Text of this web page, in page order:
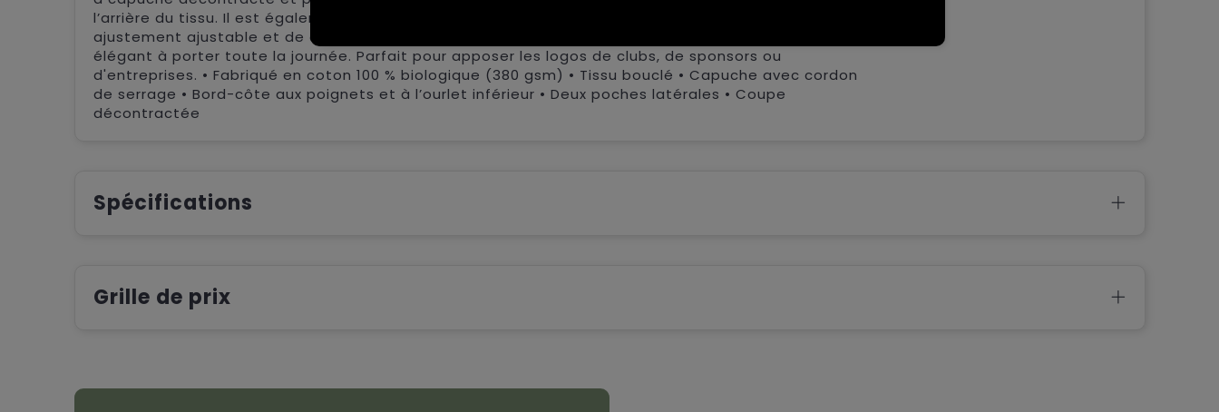
l’arrière du tissu. Il est également doté d’un cordon de serrage au niveau de la capuche pour un
ajustement ajustable et de deux poches latérales pratiques, ce qui le rend à la fois pratique et
élégant à porter toute la journée. Parfait pour apposer les logos de clubs, de sponsors ou
d'entreprises. • Fabriqué en coton 100 % biologique (380 gsm) • Tissu bouclé • Capuche avec cordon
de serrage • Bord-côte aux poignets et à l’ourlet inférieur • Deux poches latérales • Coupe
décontractée
Spécifications
Grille de prix